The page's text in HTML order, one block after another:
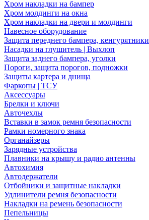
Хром накладки на бампер
Хром молдинги на окна
Хром накладки на двери и молдинги
Навесное оборудование
Защита переднего бампера, кенгурятники
Насадки на глушитель | Выхлоп
Защита заднего бампера, уголки
Пороги, защита порогов, подножки
Защиты картера и днища
Фаркопы | ТСУ
Аксессуары
Брелки и ключи
Авточехлы
Вставки в замок ремня безопасности
Рамки номерного знака
Органайзеры
Зарядные устройства
Плавники на крышу и радио антенны
Автохимия
Автодержатели
Отбойники и защитные накладки
Удлинители ремня безопасности
Накладки на ремень безопасности
Пепельницы